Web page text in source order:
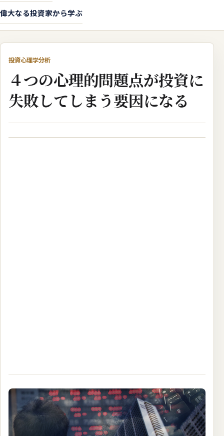
偉大なる投資家から学ぶ
投資心理学分析
４つの心理的問題点が投資に
失敗してしまう要因になる